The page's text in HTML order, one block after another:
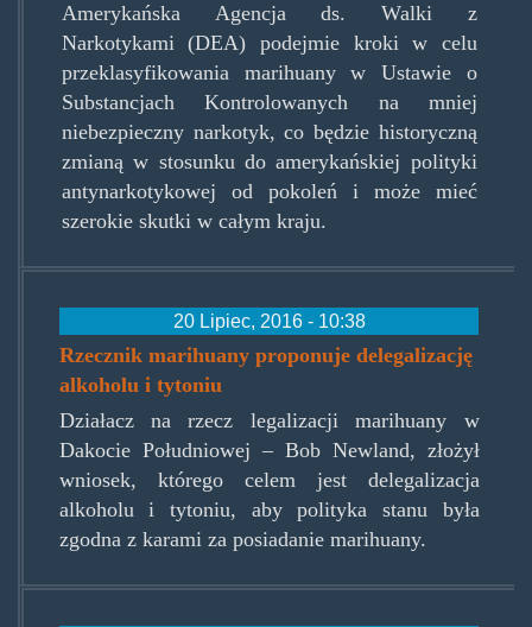
Amerykańska Agencja ds. Walki z
Narkotykami (DEA) podejmie kroki w celu
przeklasyfikowania marihuany w Ustawie o
Substancjach Kontrolowanych na mniej
niebezpieczny narkotyk, co będzie historyczną
zmianą w stosunku do amerykańskiej polityki
antynarkotykowej od pokoleń i może mieć
szerokie skutki w całym kraju.
20 Lipiec, 2016 - 10:38
Rzecznik marihuany proponuje delegalizację
alkoholu i tytoniu
Działacz na rzecz legalizacji marihuany w
Dakocie Południowej – Bob Newland, złożył
wniosek, którego celem jest delegalizacja
alkoholu i tytoniu, aby polityka stanu była
zgodna z karami za posiadanie marihuany.